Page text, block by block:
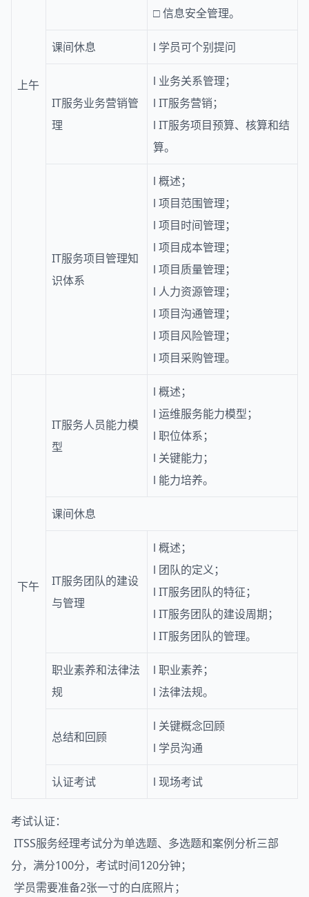
上午
□信息安全管理。
课间休息 l 学员可个别提问
IT服务业务营销管
理
l 业务关系管理；
l IT服务营销；
l IT服务项目预算、核算和结
算。
IT服务项目管理知
识体系
l 概述；
l 项目范围管理；
l 项目时间管理；
l 项目成本管理；
l 项目质量管理；
l 人力资源管理；
l 项目沟通管理；
l 项目风险管理；
l 项目采购管理。
下午
IT服务人员能力模
型
l 概述；
l 运维服务能力模型；
l 职位体系；
l 关键能力；
l 能力培养。
课间休息
IT服务团队的建设
与管理
l 概述；
l 团队的定义；
l IT服务团队的特征；
l IT服务团队的建设周期；
l IT服务团队的管理。
职业素养和法律法
规
l 职业素养；
l 法律法规。
总结和回顾
l 关键概念回顾
l 学员沟通
认证考试 l 现场考试
考试认证：
ITSS服务经理考试分为单选题、多选题和案例分析三部
分，满分100分，考试时间120分钟；
学员需要准备2张一寸的白底照片；